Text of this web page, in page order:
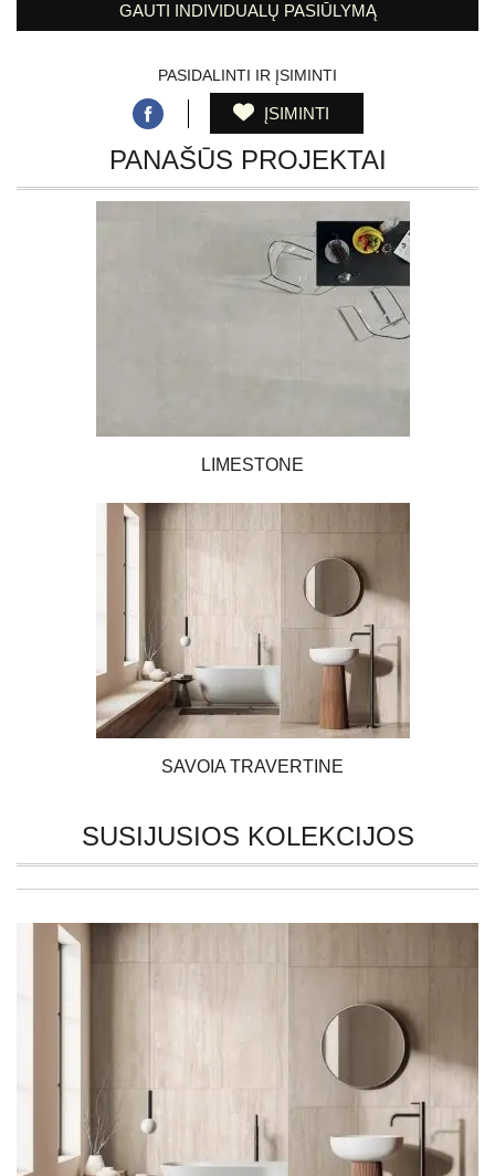
GAUTI INDIVIDUALŲ PASIŪLYMĄ
PASIDALINTI IR ĮSIMINTI
ĮSIMINTI
PANAŠŪS PROJEKTAI
LIMESTONE
SAVOIA TRAVERTINE
SUSIJUSIOS KOLEKCIJOS